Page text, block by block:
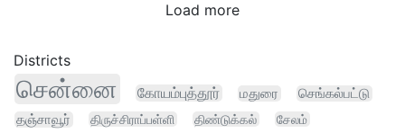
Load more
Districts
சென்னை கோயம்புத்தூர் மதுரை
செங்கல்பட்டு
தஞ்சாவூர்
திருச்சிராப்பள்ளி திண்டுக்கல் சேலம்